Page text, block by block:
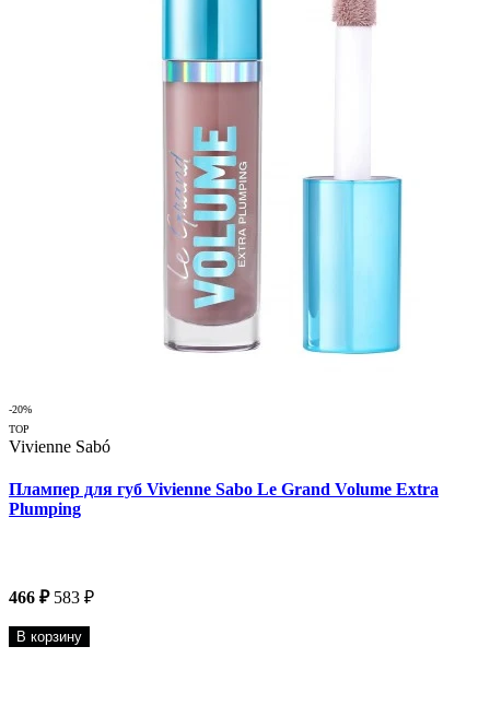
-20%
TOP
Vivienne Sabó
Плампер для губ Vivienne Sabo Le Grand Volume Extra
Plumping
466 ₽ 583 ₽
В корзину